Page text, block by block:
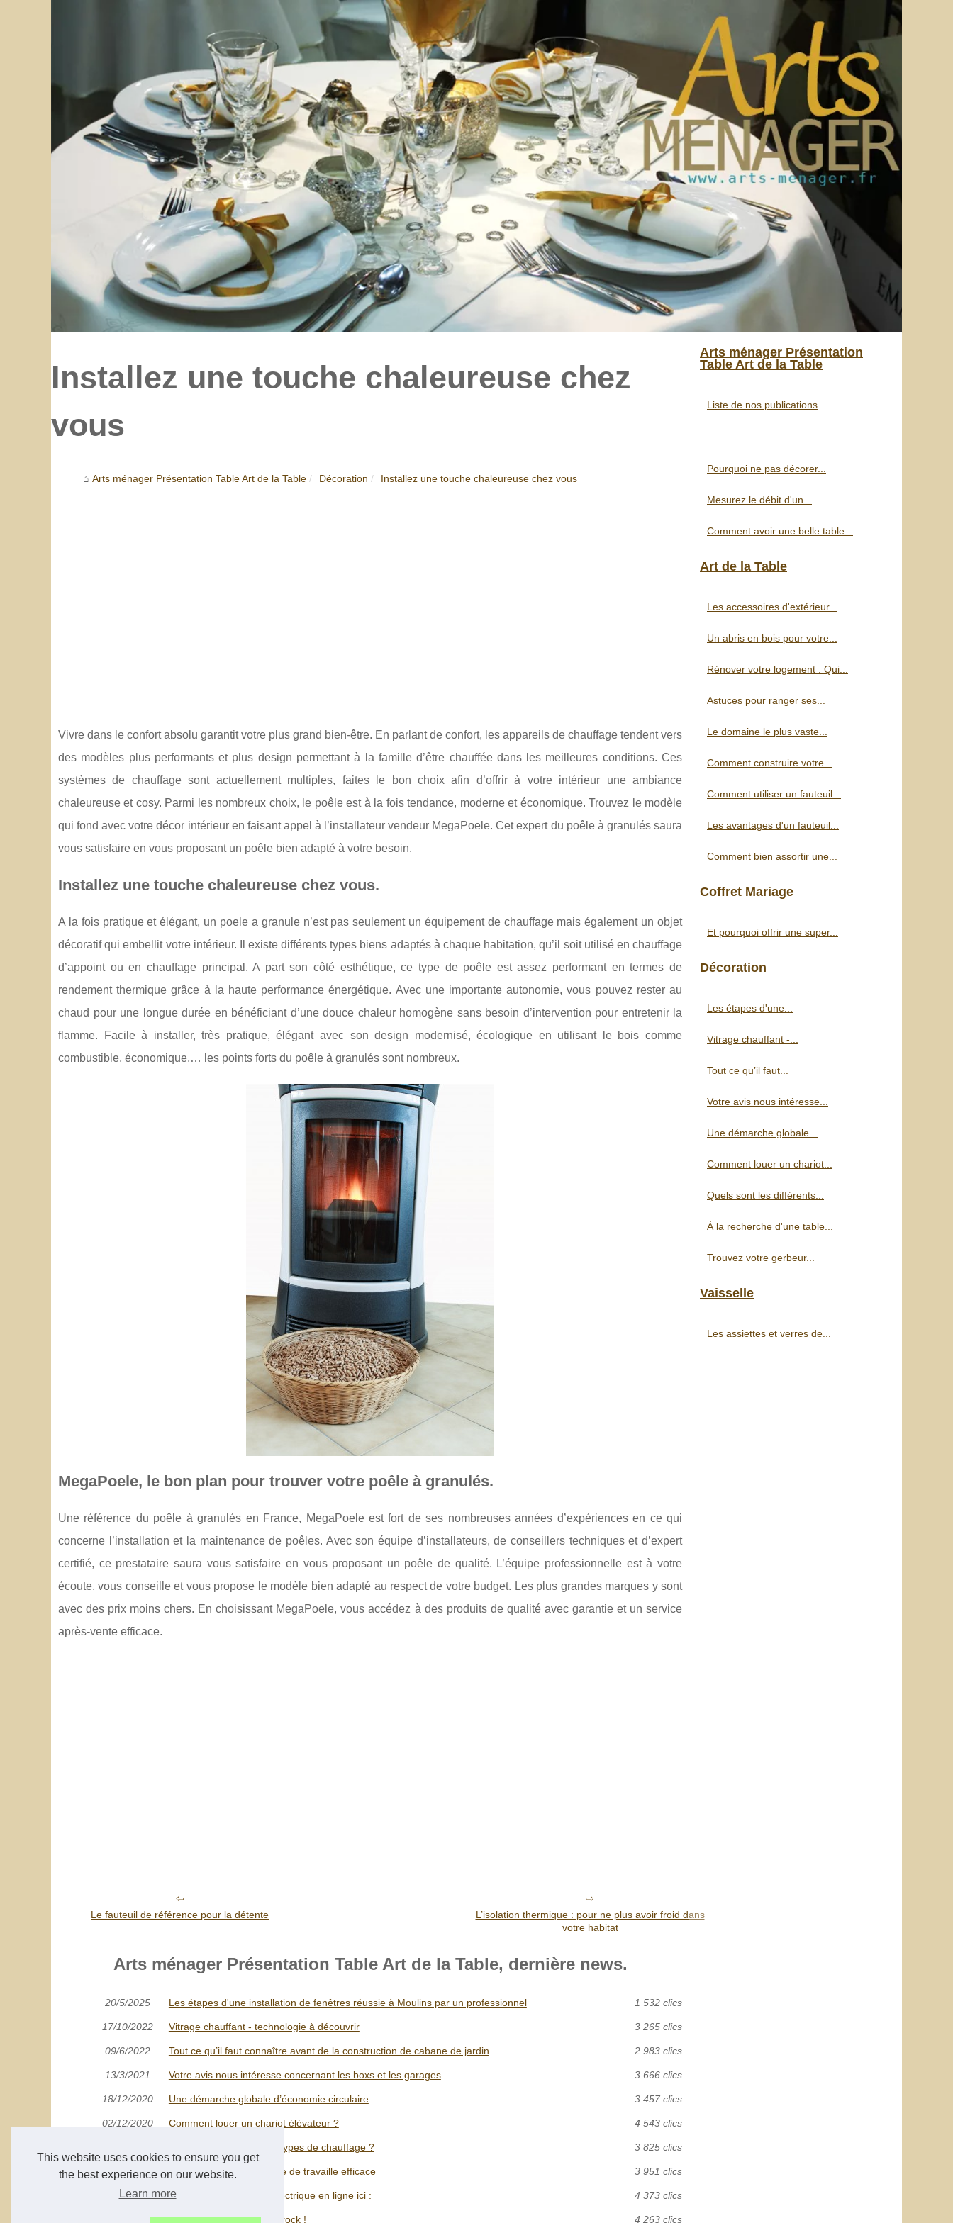
This website uses cookies to ensure you get
the best experience on our website.
Learn more
Installez une touche chaleureuse chez
vous
Arts ménager Présentation Table Art de la Table Décoration Installez une touche chaleureuse chez vous
Vivre dans le confort absolu garantit votre plus grand bien-être. En parlant de confort, les appareils de chauffage tendent vers
des modèles plus performants et plus design permettant à la famille d’être chauffée dans les meilleures conditions. Ces
systèmes de chauffage sont actuellement multiples, faites le bon choix afin d’offrir à votre intérieur une ambiance
chaleureuse et cosy. Parmi les nombreux choix, le poêle est à la fois tendance, moderne et économique. Trouvez le modèle
qui fond avec votre décor intérieur en faisant appel à l’installateur vendeur MegaPoele. Cet expert du poêle à granulés saura
vous satisfaire en vous proposant un poêle bien adapté à votre besoin.
Installez une touche chaleureuse chez vous.
A la fois pratique et élégant, un poele a granule n’est pas seulement un équipement de chauffage mais également un objet
décoratif qui embellit votre intérieur. Il existe différents types biens adaptés à chaque habitation, qu’il soit utilisé en chauffage
d’appoint ou en chauffage principal. A part son côté esthétique, ce type de poêle est assez performant en termes de
rendement thermique grâce à la haute performance énergétique. Avec une importante autonomie, vous pouvez rester au
chaud pour une longue durée en bénéficiant d’une douce chaleur homogène sans besoin d’intervention pour entretenir la
flamme. Facile à installer, très pratique, élégant avec son design modernisé, écologique en utilisant le bois comme
combustible, économique,… les points forts du poêle à granulés sont nombreux.
MegaPoele, le bon plan pour trouver votre poêle à granulés.
Une référence du poêle à granulés en France, MegaPoele est fort de ses nombreuses années d’expériences en ce qui
concerne l’installation et la maintenance de poêles. Avec son équipe d’installateurs, de conseillers techniques et d’expert
certifié, ce prestataire saura vous satisfaire en vous proposant un poêle de qualité. L’équipe professionnelle est à votre
écoute, vous conseille et vous propose le modèle bien adapté au respect de votre budget. Les plus grandes marques y sont
avec des prix moins chers. En choisissant MegaPoele, vous accédez à des produits de qualité avec garantie et un service
après-vente efficace.
Le fauteuil de référence pour la détente
L’isolation thermique : pour ne plus avoir froid dans
votre habitat
Arts ménager Présentation Table Art de la Table, dernière news.
20/5/2025 Les étapes d'une installation de fenêtres réussie à Moulins par un professionnel 1 532 clics
17/10/2022 Vitrage chauffant - technologie à découvrir 3 265 clics
09/6/2022 Tout ce qu’il faut connaître avant de la construction de cabane de jardin 2 983 clics
13/3/2021 Votre avis nous intéresse concernant les boxs et les garages 3 666 clics
18/12/2020 Une démarche globale d’économie circulaire 3 457 clics
02/12/2020 Comment louer un chariot élévateur ? 4 543 clics
Quels sont les différents types de chauffage ? 3 825 clics
28/3/2020 À la recherche d'une table de travaille efficace 3 951 clics
12/3/2020 Trouvez votre gerbeur électrique en ligne ici : 4 373 clics
Bienvenue à la maison Grock ! 4 263 clics
Arts ménager Présentation
Table Art de la Table
Liste de nos publications
Pourquoi ne pas décorer...
Mesurez le débit d'un...
Comment avoir une belle table...
Art de la Table
Les accessoires d'extérieur...
Un abris en bois pour votre...
Rénover votre logement : Qui...
Astuces pour ranger ses...
Le domaine le plus vaste...
Comment construire votre...
Comment utiliser un fauteuil...
Les avantages d'un fauteuil...
Comment bien assortir une...
Coffret Mariage
Et pourquoi offrir une super...
Décoration
Les étapes d'une...
Vitrage chauffant -...
Tout ce qu’il faut...
Votre avis nous intéresse...
Une démarche globale...
Comment louer un chariot...
Quels sont les différents...
À la recherche d'une table...
Trouvez votre gerbeur...
Vaisselle
Les assiettes et verres de...